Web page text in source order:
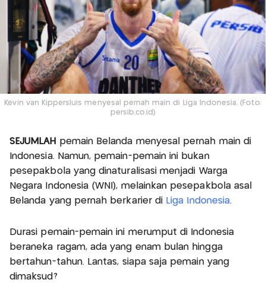
Kevin van Kippersluis menyesal pernah main di Liga Indonesia. (Foto:
persib.co.id)
SEJUMLAH pemain Belanda menyesal pernah main di
Indonesia. Namun, pemain-pemain ini bukan
pesepakbola yang dinaturalisasi menjadi Warga
Negara Indonesia (WNI), melainkan pesepakbola asal
Belanda yang pernah berkarier di Liga Indonesia.
Durasi pemain-pemain ini merumput di Indonesia
beraneka ragam, ada yang enam bulan hingga
bertahun-tahun. Lantas, siapa saja pemain yang
dimaksud?